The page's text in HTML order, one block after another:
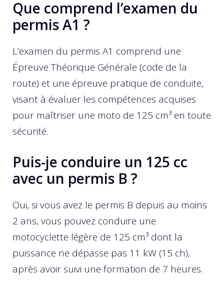
Que comprend l’examen du
permis A1 ?
L’examen du permis A1 comprend une
Épreuve Théorique Générale (code de la
route) et une épreuve pratique de conduite,
visant à évaluer les compétences acquises
pour maîtriser une moto de 125 cm³ en toute
sécurité.
Puis-je conduire un 125 cc
avec un permis B ?
Oui, si vous avez le permis B depuis au moins
2 ans, vous pouvez conduire une
motocyclette légère de 125 cm³ dont la
puissance ne dépasse pas 11 kW (15 ch),
après avoir suivi une formation de 7 heures.